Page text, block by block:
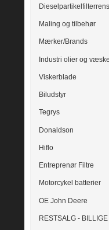
Dieselpartikelfilterrens
Maling og tilbehør
Mærker/Brands
Industri olier og
Viskerblade
Biludstyr
Tegrys
Donaldson
Hiflo
Entreprenør Filtre
Motorcykel batterier
OE John Deere
RESTSALG -